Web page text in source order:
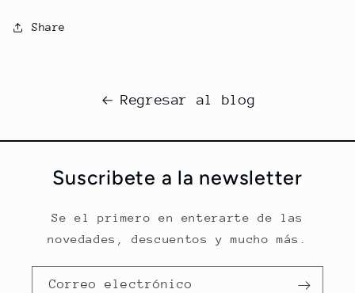
Share
Regresar al blog
Suscribete a la newsletter
Se el primero en enterarte de las
novedades, descuentos y mucho más.
Correo electrónico